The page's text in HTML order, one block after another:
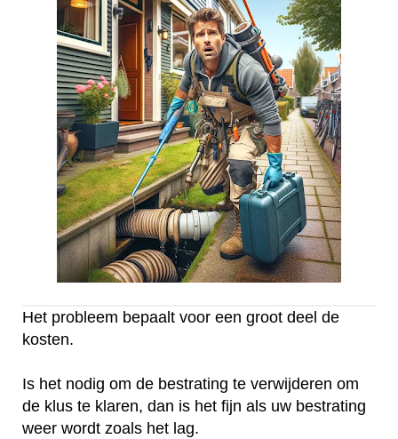
Het probleem bepaalt voor een groot deel de
kosten.
Is het nodig om de bestrating te verwijderen om
de klus te klaren, dan is het fijn als uw bestrating
weer wordt zoals het lag.